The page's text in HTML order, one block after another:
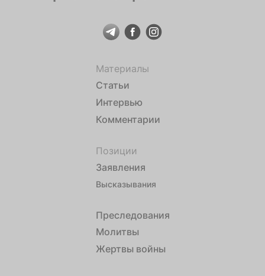
Материалы
Статьи
Интервью
Комментарии
Позиции
Заявления
Высказывания
Преследования
Молитвы
Жертвы войны